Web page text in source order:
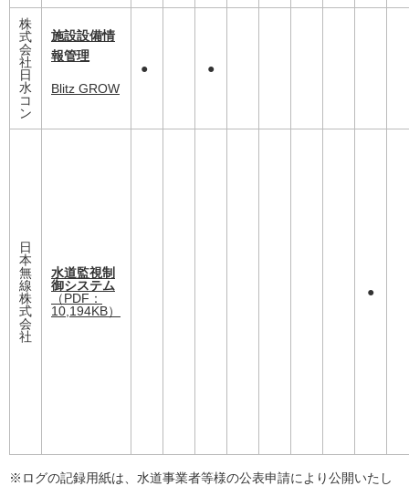
株
式
会
社
日
水
コ
ン
施設設備情
報管理
Blitz GROW
● ●
日
本
無
線
株
式
会
社
水道監視制
御システム
（PDF：
10,194KB）
●
※ログの記録用紙は、水道事業者等様の公表申請により公開いたし